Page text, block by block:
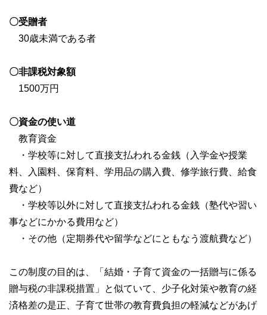
〇受贈者
30歳未満である者
〇非課税対象額
1500万円
〇資金の使い道
教育資金
・学校等に対して直接支払われる金銭（入学金や授業
料、入園料、保育料、学用品の購入費、修学旅行費、給食
費など）
・学校等以外に対して直接支払われる金銭（塾代や習い
事などにかかる費用など）
・その他（定期券代や留学などにともなう渡航費など）
この制度の目的は、「結婚・子育て資金の一括贈与に係る
贈与税の非課税措置」と似ていて、少子化対策や教育の経
済格差の是正、子育て世帯の教育費負担の軽減などがあげ